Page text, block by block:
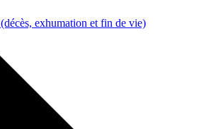
(décès, exhumation et fin de vie)